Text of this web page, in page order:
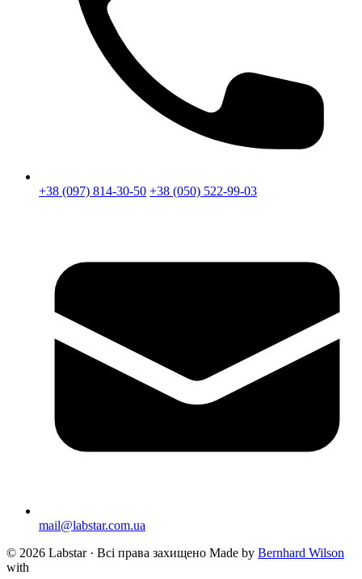
+38 (097) 814-30-50 +38 (050) 522-99-03
mail@labstar.com.ua
© 2026 Labstar · Всі права захищено Made by Bernhard Wilson
with